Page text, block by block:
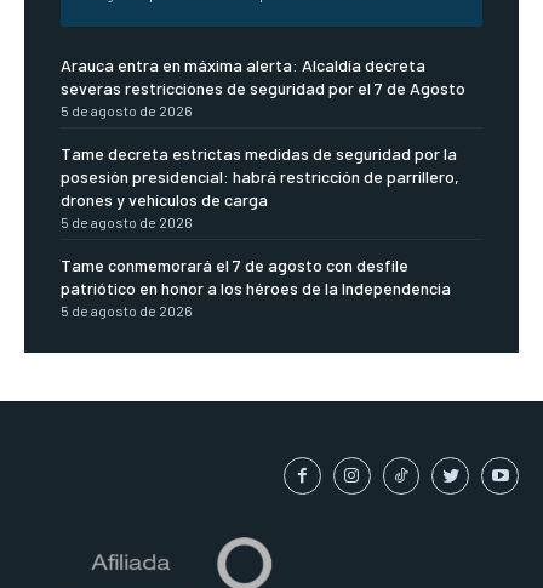
Arauca entra en máxima alerta: Alcaldía decreta
severas restricciones de seguridad por el 7 de Agosto
5 de agosto de 2026
Tame decreta estrictas medidas de seguridad por la
posesión presidencial: habrá restricción de parrillero,
drones y vehículos de carga
5 de agosto de 2026
Tame conmemorará el 7 de agosto con desfile
patriótico en honor a los héroes de la Independencia
5 de agosto de 2026